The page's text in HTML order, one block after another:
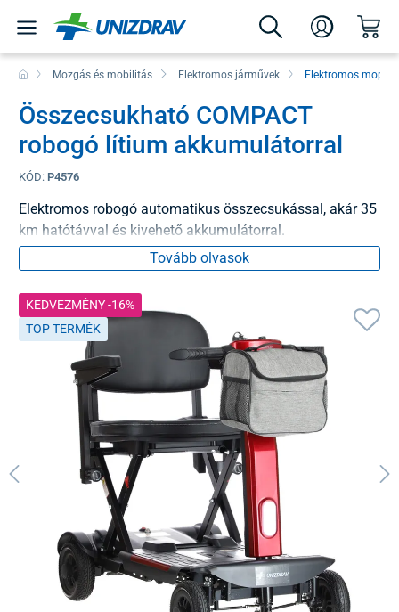
Mozgás és mobilitás Elektromos járművek Elektromos
Összecsukható COMPACT
robogó lítium akkumulátorral
KÓD: P4576
Elektromos robogó automatikus összecsukással, akár 35
km hatótávval és kivehető akkumulátorral.
Tovább olvasok
KEDVEZMÉNY -16%
TOP TERMÉK